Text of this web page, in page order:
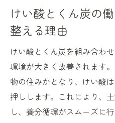
けい酸とくん炭の
整える理由
けい酸とくん炭を組み合わ
環境が大きく改善されます
物の住みかとなり、けい酸
押しします。これにより、
し、養分循環がスムーズに